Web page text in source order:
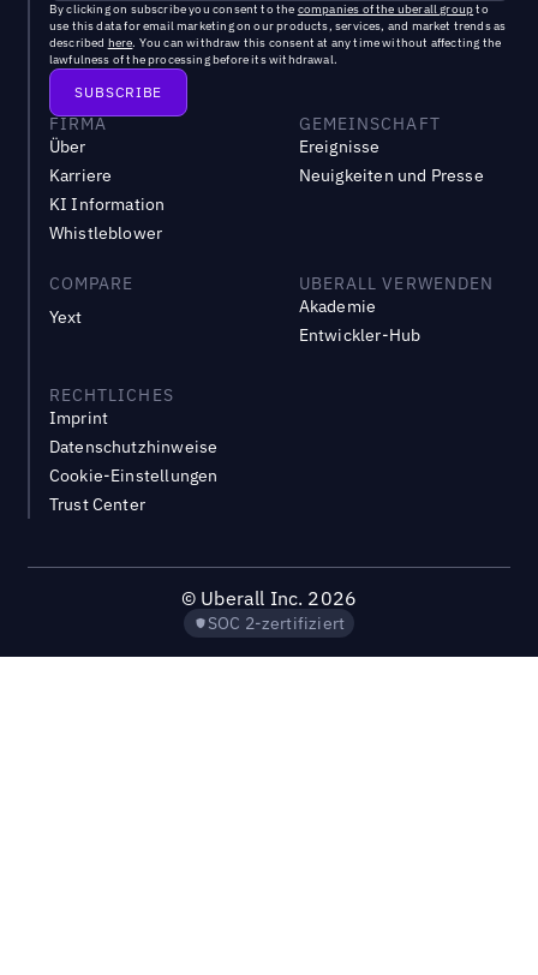
By clicking on subscribe you consent to the companies of the uberall groupto
use this data for email marketing on our products, services, and market trends as
described here. You can withdraw this consent at any time without affecting the
lawfulness of the processing before its withdrawal.
FIRMA
Über
Karriere
KI Information
Whistleblower
GEMEINSCHAFT
Ereignisse
Neuigkeiten und Presse
COMPARE
Yext
UBERALL VERWENDEN
Akademie
Entwickler-Hub
RECHTLICHES
Imprint
Datenschutzhinweise
Cookie-Einstellungen
Trust Center
© Uberall Inc. 2026
SOC 2-zertifiziert